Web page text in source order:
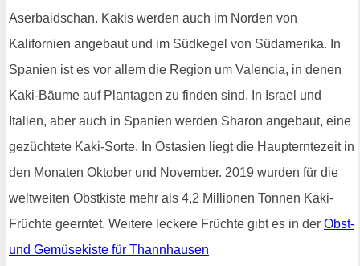
Aserbaidschan. Kakis werden auch im Norden von
Kalifornien angebaut und im Südkegel von Südamerika. In
Spanien ist es vor allem die Region um Valencia, in denen
Kaki-Bäume auf Plantagen zu finden sind. In Israel und
Italien, aber auch in Spanien werden Sharon angebaut, eine
gezüchtete Kaki-Sorte. In Ostasien liegt die Haupterntezeit in
den Monaten Oktober und November. 2019 wurden für die
weltweiten Obstkiste mehr als 4,2 Millionen Tonnen Kaki-
Früchte geerntet. Weitere leckere Früchte gibt es in der Obst-
und Gemüsekiste für Thannhausen